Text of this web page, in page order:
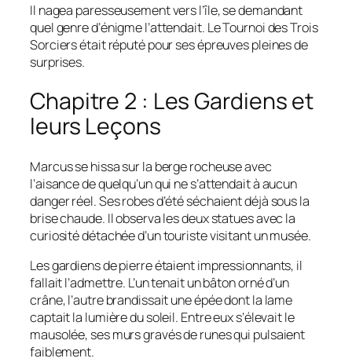
Il nagea paresseusement vers l’île, se demandant
quel genre d’énigme l’attendait. Le Tournoi des Trois
Sorciers était réputé pour ses épreuves pleines de
surprises.
Chapitre 2 : Les Gardiens et
leurs Leçons
Marcus se hissa sur la berge rocheuse avec
l’aisance de quelqu’un qui ne s’attendait à aucun
danger réel. Ses robes d’été séchaient déjà sous la
brise chaude. Il observa les deux statues avec la
curiosité détachée d’un touriste visitant un musée.
Les gardiens de pierre étaient impressionnants, il
fallait l’admettre. L’un tenait un bâton orné d’un
crâne, l’autre brandissait une épée dont la lame
captait la lumière du soleil. Entre eux s’élevait le
mausolée, ses murs gravés de runes qui pulsaient
faiblement.